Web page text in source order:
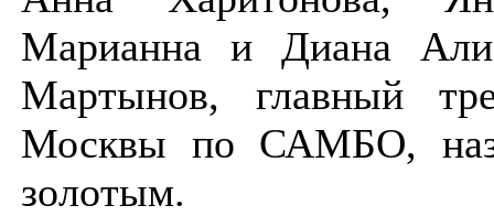
Марианна и Диана
Мартынов, главный
Москвы по САМБО,
золотым.